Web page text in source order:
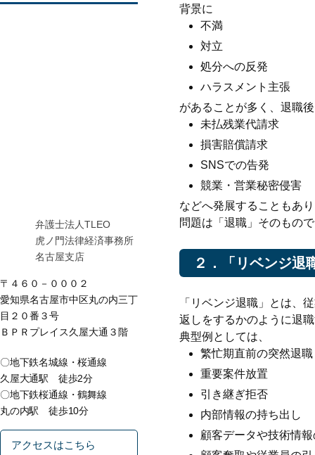
背景に
不満
対立
処分への反発
ハラスメント主張
があることが多く、退職
未払残業代請求
損害賠償請求
SNSでの告発
競業・営業秘密侵害
などへ発展することもあ
問題は「退職」そのもの
２．「リベンジ退
「リベンジ退職」とは、
返しをするかのように退
典型例としては、
繁忙期直前の突然退職
重要案件放置
引き継ぎ拒否
内部情報の持ち出し
顧客データや技術情
弁護士法人TLEO
虎ノ門法律経済事務所
名古屋支店
〒４６０－０００２
愛知県名古屋市中区丸の内三丁
目２０番３号
ＢＰＲプレイス久屋大通３階
〇地下鉄名城線・桜通線
久屋大通駅 徒歩2分
〇地下鉄桜通線・鶴舞線
丸の内駅 徒歩10分
アクセスはこちら